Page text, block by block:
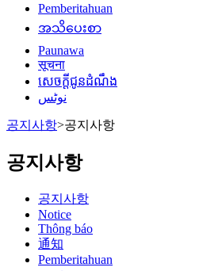
Pemberitahuan
အသိပေးစာ
Paunawa
सूचना
សេចក្តីជូនដំណឹង
نوٹس
공지사항>공지사항
공지사항
공지사항
Notice
Thông báo
通知
Pemberitahuan